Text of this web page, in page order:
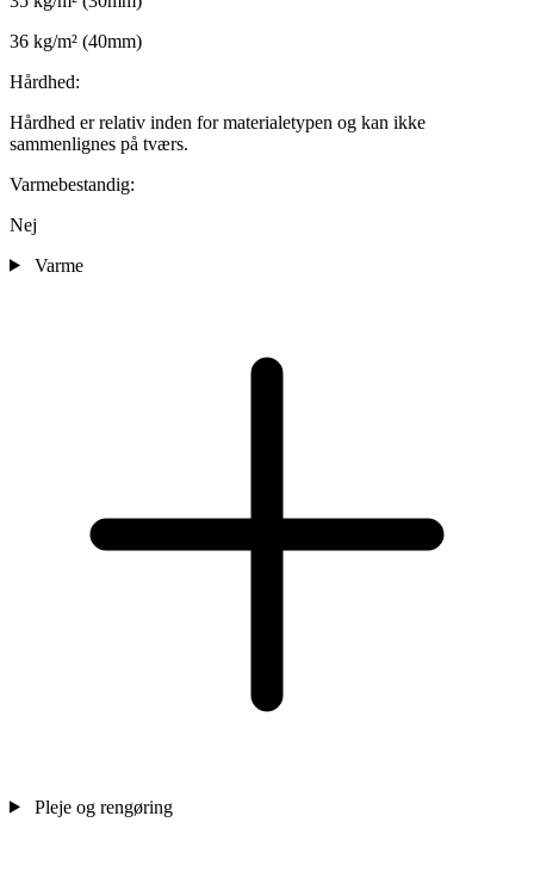
36 kg/m² (40mm)
Hårdhed:
Hårdhed er relativ inden for materialetypen og kan ikke
sammenlignes på tværs.
Varmebestandig:
Nej
Varme
Pleje og rengøring